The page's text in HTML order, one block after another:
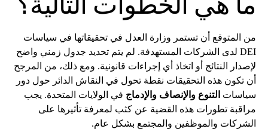
من المتوقع أن تستمر وزارة العدل في تحقيقاتها في سياسات
DEI لدى الشركات المستهدفة. لم يتم تحديد جدول زمني واضح
لإصدار النتائج أو اتخاذ أي إجراءات قانونية. ومع ذلك، من المرجح
أن تكون هذه التحقيقات نقطة تحول في النقاش الدائر حول دور
سياسات التنوع والإنصاف والإدماج في الولايات المتحدة. يجب
مراقبة تطورات هذه القضية عن كثب لمعرفة تأثيرها على
الشركات والموظفين والمجتمع بشكل عام.